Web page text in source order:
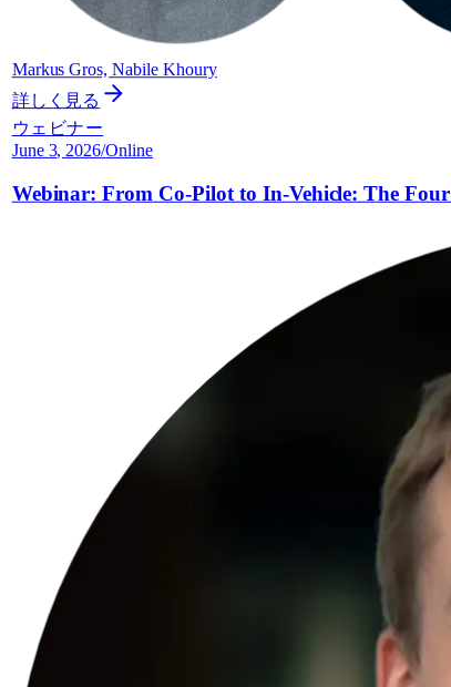
Markus Gros, Nabile Khoury
詳しく見る
ウェビナー
June 3, 2026/Online
Webinar: From Co-Pilot to In-Vehicle: The